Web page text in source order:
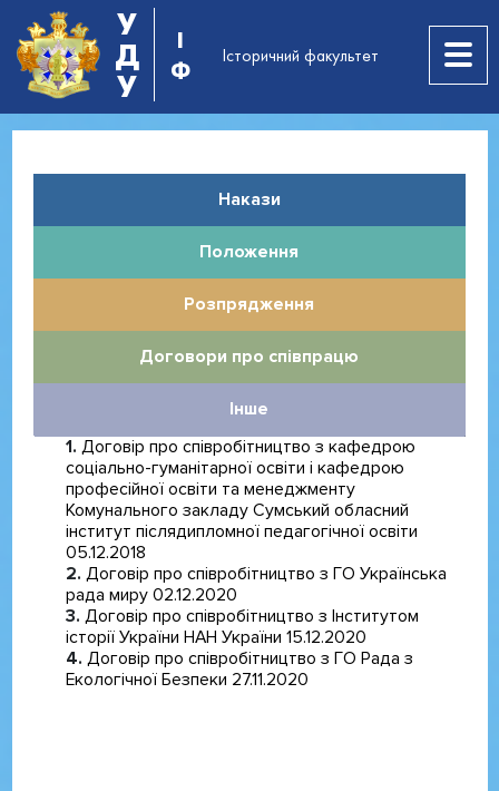
У
Д
У
І
Ф
Історичний факультет
Накази
Положення
Розпрядження
Договори про співпрацю
Інше
Договір про співробітництво з кафедрою
соціально-гуманітарної освіти і кафедрою
професійної освіти та менеджменту
Комунального закладу Сумський обласний
інститут післядипломної педагогічної освіти
05.12.2018
Договір про співробітництво з ГО Українська
рада миру 02.12.2020
Договір про співробітництво з Інститутом
історії України НАН України 15.12.2020
Договір про співробітництво з ГО Рада з
Екологічної Безпеки 27.11.2020